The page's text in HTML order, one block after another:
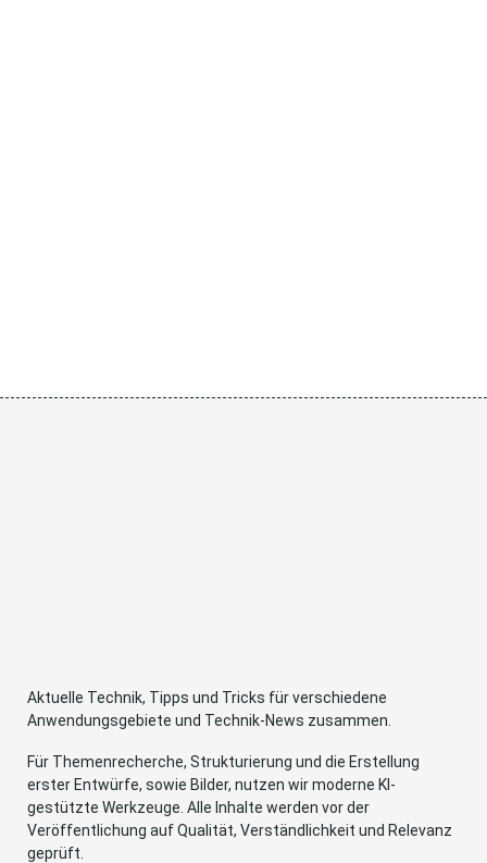
Aktuelle Technik, Tipps und Tricks für verschiedene
Anwendungsgebiete und Technik-News zusammen.
Für Themenrecherche, Strukturierung und die Erstellung
erster Entwürfe, sowie Bilder, nutzen wir moderne KI-
gestützte Werkzeuge. Alle Inhalte werden vor der
Veröffentlichung auf Qualität, Verständlichkeit und Relevanz
geprüft.